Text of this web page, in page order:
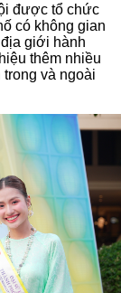
được tổ chức
có không gian
giới hành
thêm nhiều
và ngoài